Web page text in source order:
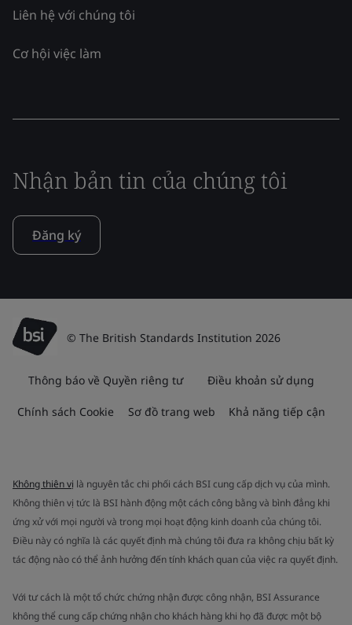
Liên hệ với chúng tôi
Cơ hội việc làm
Nhận bản tin của chúng tôi
Đăng ký
© The British Standards Institution 2026
Thông báo về Quyền riêng tư Điều khoản sử dụng
Chính sách Cookie Sơ đồ trang web Khả năng tiếp cận
Không thiên vị là nguyên tắc chi phối cách BSI cung cấp dịch vụ của mình.
Không thiên vị tức là BSI hành động một cách công bằng và bình đẳng khi
ứng xử với mọi người và trong mọi hoạt động kinh doanh của chúng tôi.
Điều này có nghĩa là các quyết định mà chúng tôi đưa ra không chịu bất kỳ
tác động nào có thể ảnh hưởng đến tính khách quan của việc ra quyết định.
Với tư cách là một tổ chức chứng nhận được công nhận, BSI Assurance
không thể cung cấp chứng nhận cho khách hàng khi họ đã được một bộ